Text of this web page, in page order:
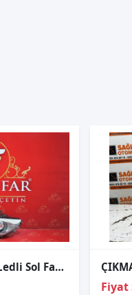
Bmw E92-e93 Lci Ledli Sol Far Sıfır Marelli
Fiyat